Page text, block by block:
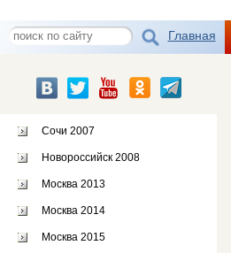
Главная
Сочи 2007
Новороссийск 2008
Москва 2013
Москва 2014
Москва 2015